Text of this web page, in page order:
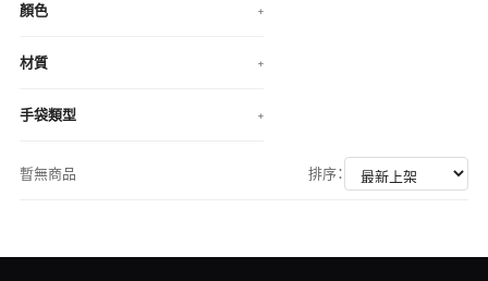
顏色 +
材質 +
手袋類型 +
暫無商品 排序：